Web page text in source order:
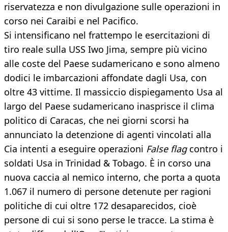
riservatezza e non divulgazione sulle operazioni in
corso nei Caraibi e nel Pacifico.
Si intensificano nel frattempo le esercitazioni di
tiro reale sulla USS Iwo Jima, sempre più vicino
alle coste del Paese sudamericano e sono almeno
dodici le imbarcazioni affondate dagli Usa, con
oltre 43 vittime. Il massiccio dispiegamento Usa al
largo del Paese sudamericano inasprisce il clima
politico di Caracas, che nei giorni scorsi ha
annunciato la detenzione di agenti vincolati alla
Cia intenti a eseguire operazioni False flagcontro i
soldati Usa in Trinidad & Tobago. È in corso una
nuova caccia al nemico interno, che porta a quota
1.067 il numero di persone detenute per ragioni
politiche di cui oltre 172 desaparecidos, cioè
persone di cui si sono perse le tracce. La stima è